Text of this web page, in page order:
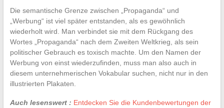
Die semantische Grenze zwischen „Propaganda“ und
„Werbung“ ist viel später entstanden, als es gewöhnlich
wiederholt wird. Man verbindet sie mit dem Rückgang des
Wortes „Propaganda“ nach dem Zweiten Weltkrieg, als sein
politischer Gebrauch es toxisch machte. Um den Namen der
Werbung von einst wiederzufinden, muss man also auch in
diesem unternehmerischen Vokabular suchen, nicht nur in den
illustrierten Plakaten.
Auch lesenswert : Entdecken Sie die Kundenbewertungen der